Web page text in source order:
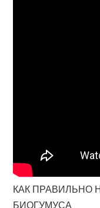
КАК ПРАВИЛЬНО
БИОГУМУСА